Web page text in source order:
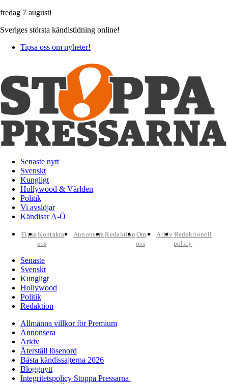
fredag 7 augusti
Sveriges största kändistidning online!
Tipsa oss om nyheter!
Senaste nytt
Svenskt
Kungligt
Hollywood & Världen
Politik
Vi avslöjar
Kändisar A-Ö
TipsaKontakta
oss
AnnonseraRedaktion Om
oss
Arkiv Redaktionell
policy
Senaste
Svenskt
Kungligt
Hollywood
Politik
Redaktion
Allmänna villkor för Premium
Annonsera
Arkiv
Återställ lösenord
Bästa kändissajterna 2026
Bloggnytt
Integritetspolicy Stoppa Pressarna